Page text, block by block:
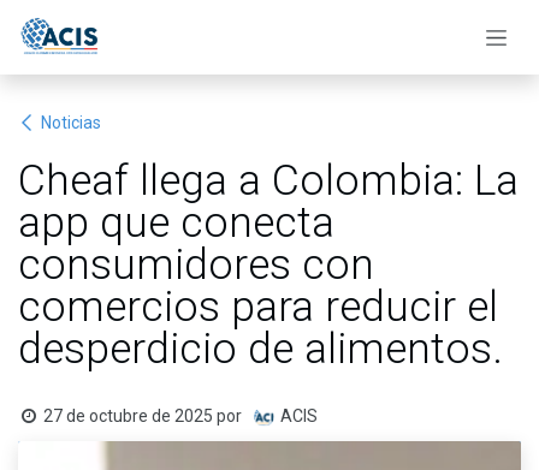
Noticias
Cheaf llega a Colombia: La
app que conecta
consumidores con
comercios para reducir el
desperdicio de alimentos.
27 de octubre de 2025 por ACIS